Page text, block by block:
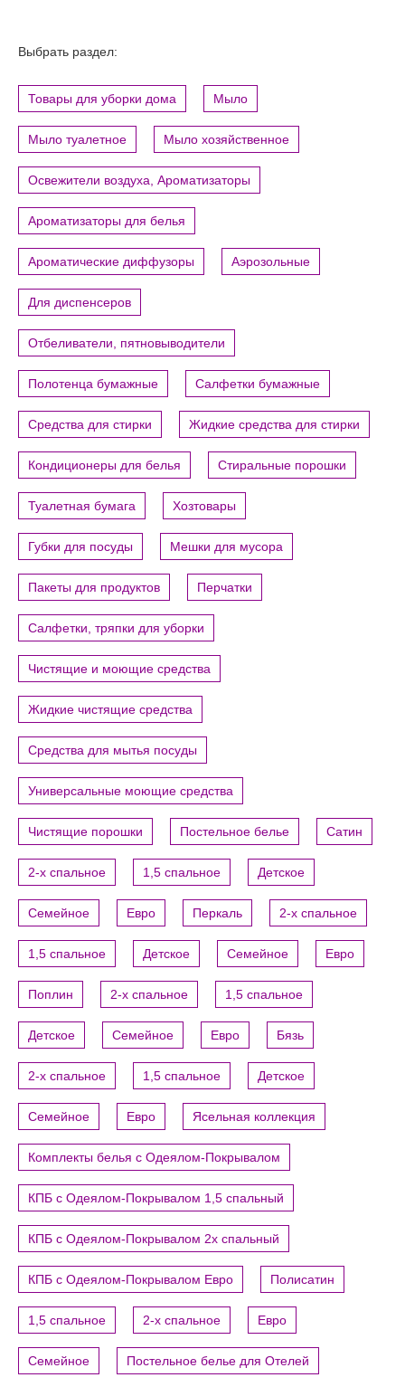
Выбрать раздел:
Товары для уборки дома Мыло
Мыло туалетное Мыло хозяйственное
Освежители воздуха, Ароматизаторы
Ароматизаторы для белья
Ароматические диффузоры Аэрозольные
Для диспенсеров
Отбеливатели, пятновыводители
Полотенца бумажные Салфетки бумажные
Средства для стирки Жидкие средства для стирки
Кондиционеры для белья Стиральные порошки
Туалетная бумага Хозтовары
Губки для посуды Мешки для мусора
Пакеты для продуктов Перчатки
Салфетки, тряпки для уборки
Чистящие и моющие средства
Жидкие чистящие средства
Средства для мытья посуды
Универсальные моющие средства
Чистящие порошки Постельное белье Сатин
2-х спальное 1,5 спальное Детское
Семейное Евро Перкаль 2-х спальное
1,5 спальное Детское Семейное Евро
Поплин 2-х спальное 1,5 спальное
Детское Семейное Евро Бязь
2-х спальное 1,5 спальное Детское
Семейное Евро Ясельная коллекция
Комплекты белья с Одеялом-Покрывалом
КПБ с Одеялом-Покрывалом 1,5 спальный
КПБ с Одеялом-Покрывалом 2х спальный
КПБ с Одеялом-Покрывалом Евро Полисатин
1,5 спальное 2-х спальное Евро
Семейное Постельное белье для Отелей